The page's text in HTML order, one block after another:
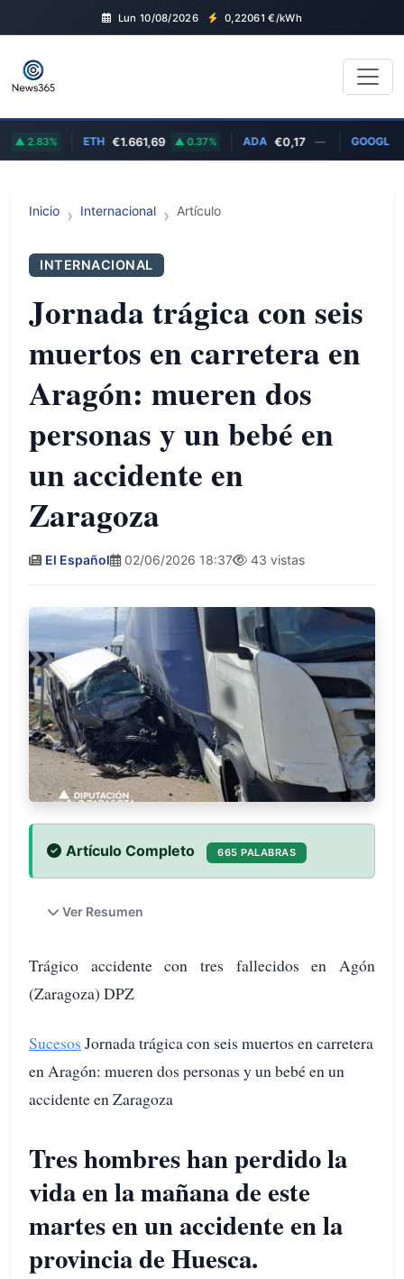
Lun 10/08/2026 0,22061 €/kWh
2.83% ETH €1.661,69 0.37% ADA €0,17 — GOOGL
Inicio Internacional Artículo
INTERNACIONAL
Jornada trágica con seis
muertos en carretera en
Aragón: mueren dos
personas y un bebé en
un accidente en
Zaragoza
El Español 02/06/2026 18:37 43 vistas
Artículo Completo 665 PALABRAS
Ver Resumen
Trágico accidente con tres fallecidos en Agón
(Zaragoza) DPZ
Sucesos Jornada trágica con seis muertos en carretera
en Aragón: mueren dos personas y un bebé en un
accidente en Zaragoza
Tres hombres han perdido la
vida en la mañana de este
martes en un accidente en la
provincia de Huesca.